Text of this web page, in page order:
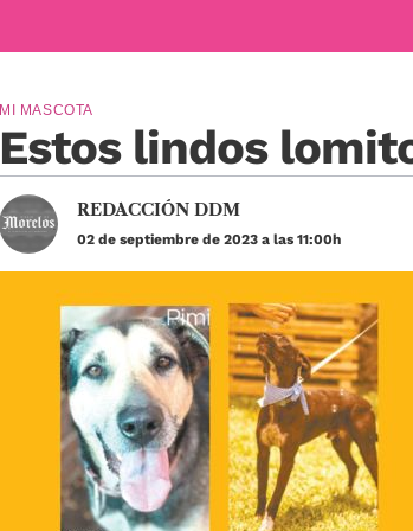
Estos lindos
MI MASCOTA
REDACCIÓN DDM
02 de septiembre de 2023 a las 11:00h